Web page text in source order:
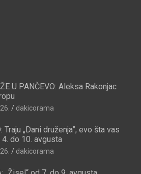
U PANČEVO: Aleksa Rakonjac
dakicorama
Traju „Dani druženja”, evo šta vas
do 10. avgusta
dakicorama